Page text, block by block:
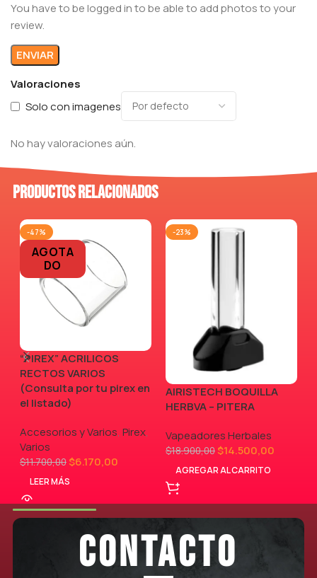
Valoraciones
Solo con imagenes
No hay valoraciones aún.
You have to be logged in to be able to add photos to your
review.
Productos relacionados
-47%
AGOTA
DO
“PIREX” ACRILICOS
RECTOS VARIOS
(Consulta por tu pirex en
el listado)
Accesorios y Varios, Pirex,
Varios
$11.700,00$6.170,00
LEER MÁS
-23%
AIRISTECH BOQUILLA
HERBVA – PITERA
Vapeadores Herbales
$18.900,00$14.500,00
AGREGAR AL CARRITO
CONTACTO